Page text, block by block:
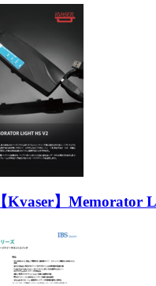
【Kvaser】Memorator